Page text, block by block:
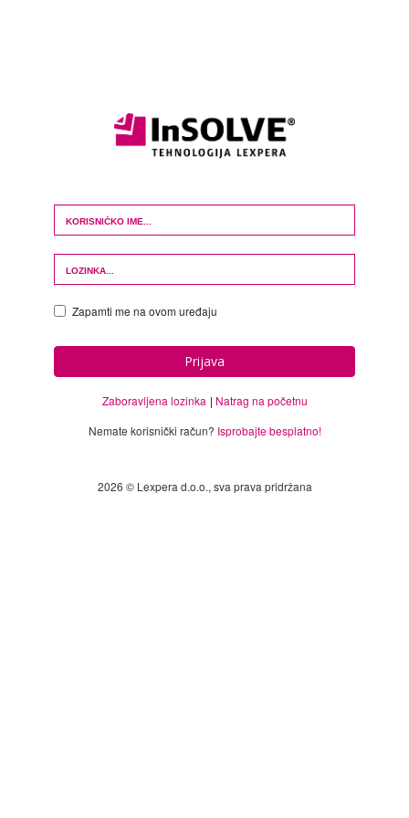
Login Form
Zapamti me na ovom uređaju
Prijava
Zaboravljena lozinka
Natrag na početnu
Nemate korisnički račun? Isprobajte besplatno!
2026 © Lexpera d.o.o., sva prava pridržana